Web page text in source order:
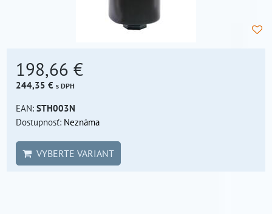
198,66 €
244,35 € s DPH
EAN: STH003N
Dostupnosť: Neznáma
VYBERTE VARIANT